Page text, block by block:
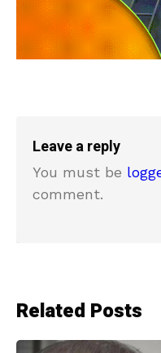
Leave a reply
You must be
comment.
Related Posts